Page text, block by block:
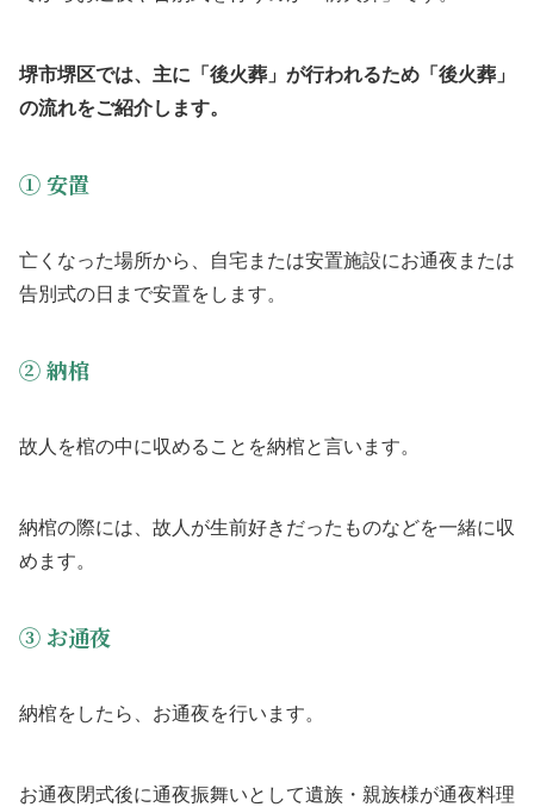
堺市堺区では、主に「後火葬」が行われるため「後火葬」
の流れをご紹介します。
① 安置
亡くなった場所から、自宅または安置施設にお通夜または
告別式の日まで安置をします。
② 納棺
故人を棺の中に収めることを納棺と言います。
納棺の際には、故人が生前好きだったものなどを一緒に収
めます。
③ お通夜
納棺をしたら、お通夜を行います。
お通夜閉式後に通夜振舞いとして遺族・親族様が通夜料理